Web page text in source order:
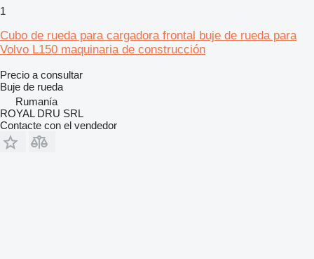
1
Cubo de rueda para cargadora frontal buje de rueda para
Volvo L150 maquinaria de construcción
Precio a consultar
Buje de rueda
Rumanía
ROYAL DRU SRL
Contacte con el vendedor